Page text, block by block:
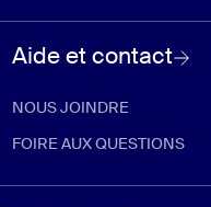
Aide et contact
NOUS JOINDRE
FOIRE AUX QUESTIONS